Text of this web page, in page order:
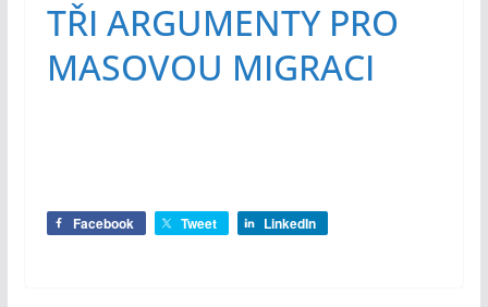
TŘI ARGUMENTY PRO
MASOVOU MIGRACI
Facebook Tweet LinkedIn